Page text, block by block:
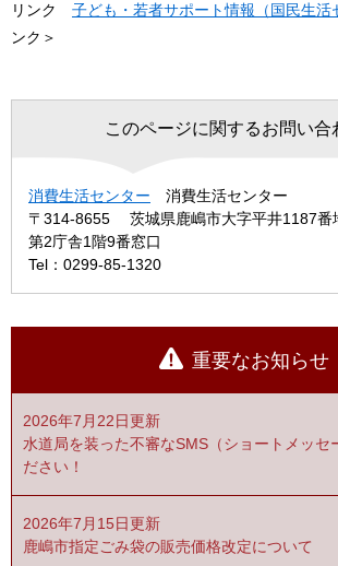
リンク 子ども・若者サポート情報（国民生活
ンク＞
このページに関するお問い合
消費生活センター
消費生活センター
〒314-8655
茨城県鹿嶋市大字平井1187番
第2庁舎1階9番窓口
Tel：0299-85-1320
重要なお知らせ
2026年7月22日更新
水道局を装った不審なSMS（ショートメッセ
ださい！
2026年7月15日更新
鹿嶋市指定ごみ袋の販売価格改定について